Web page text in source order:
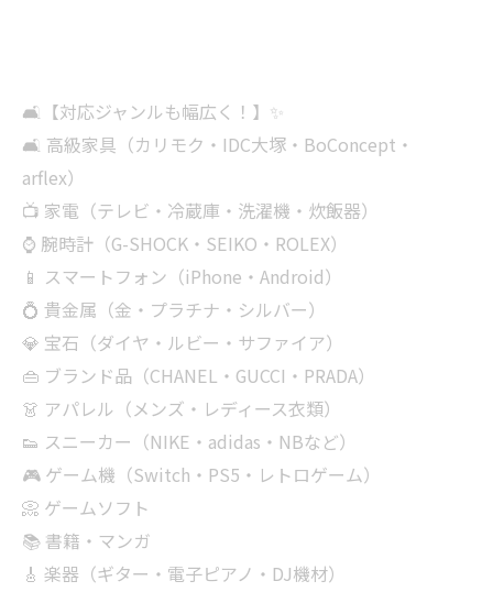
🛋【対応ジャンルも幅広く！】✨
🛋 高級家具（カリモク・IDC大塚・BoConcept・
arflex）
📺 家電（テレビ・冷蔵庫・洗濯機・炊飯器）
⌚ 腕時計（G-SHOCK・SEIKO・ROLEX）
📱 スマートフォン（iPhone・Android）
💍 貴金属（金・プラチナ・シルバー）
💎 宝石（ダイヤ・ルビー・サファイア）
👜 ブランド品（CHANEL・GUCCI・PRADA）
👗 アパレル（メンズ・レディース衣類）
👟 スニーカー（NIKE・adidas・NBなど）
🎮 ゲーム機（Switch・PS5・レトロゲーム）
📀 ゲームソフト
📚 書籍・マンガ
🎸 楽器（ギター・電子ピアノ・DJ機材）